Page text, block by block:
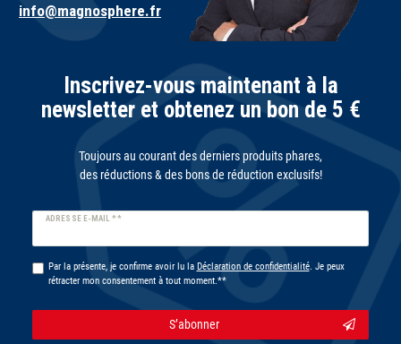
info@magnosphere.fr
Inscrivez-vous maintenant à la
newsletter et obtenez un bon de 5 €
Toujours au courant des derniers produits phares,
des réductions & des bons de réduction exclusifs!
ADRESSE E-MAIL **
Ceres::Template.newsletterHoneypotLabel
Par la présente, je confirme avoir lu la Déclaration de confidentialité. Je peux
rétracter mon consentement à tout moment.**
S’abonner